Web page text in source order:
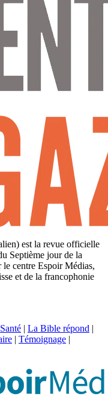
est la revue officielle
Septième jour de la
le centre Espoir Médias,
et de la francophonie
Santé | La Bible répond |
| Témoignage |